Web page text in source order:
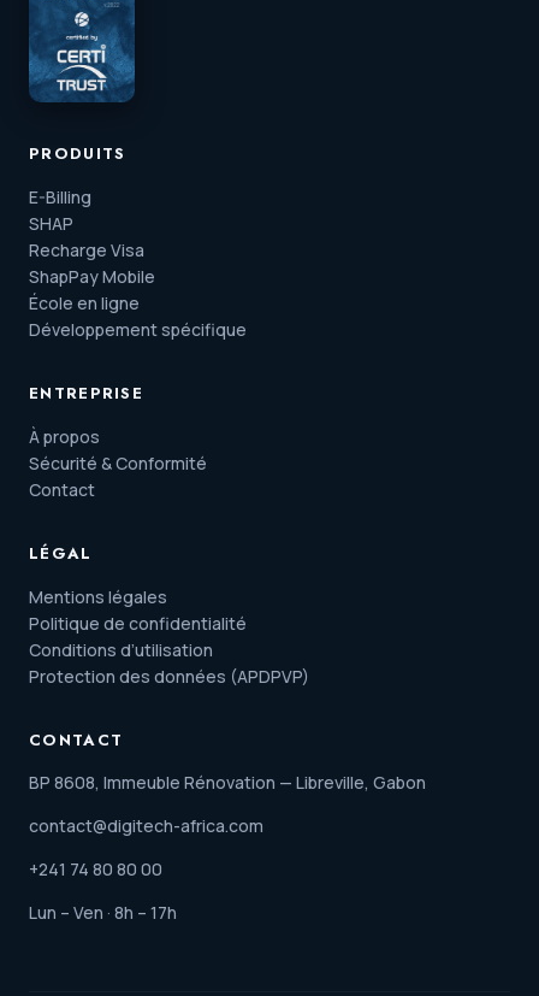
PRODUITS
E-Billing
SHAP
Recharge Visa
ShapPay Mobile
École en ligne
Développement spécifique
ENTREPRISE
À propos
Sécurité & Conformité
Contact
LÉGAL
Mentions légales
Politique de confidentialité
Conditions d’utilisation
Protection des données (APDPVP)
CONTACT
BP 8608, Immeuble Rénovation — Libreville, Gabon
contact@digitech-africa.com
+241 74 80 80 00
Lun – Ven · 8h – 17h